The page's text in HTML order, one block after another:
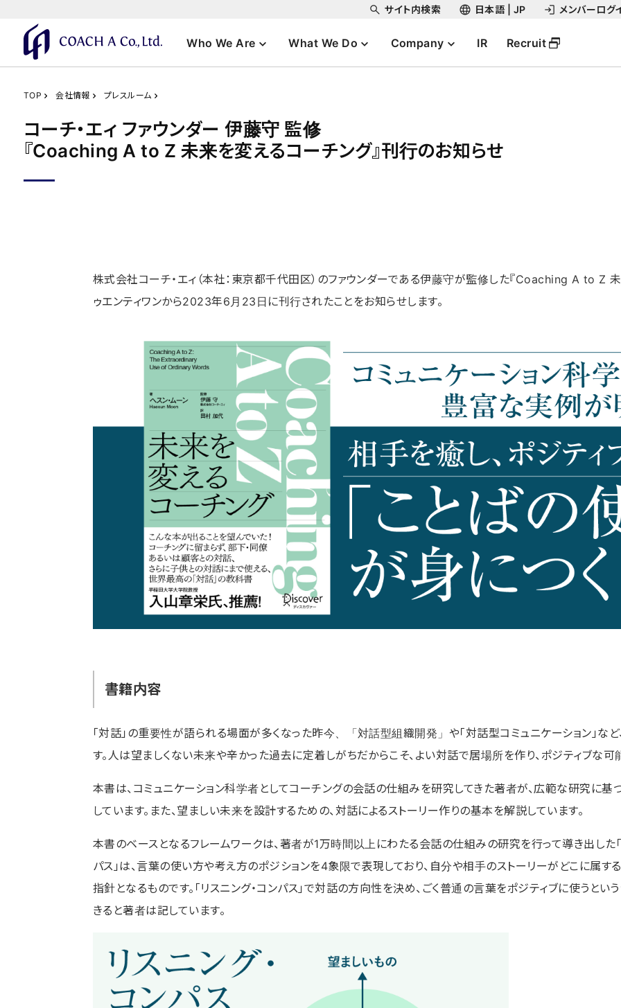
サイト内検索 日本語 | JP メンバーログ
Who We Are What We Do Company IR Recruit
TOP 会社情報 プレスルーム
コーチ・エィ ファウンダー 伊藤守 監修
『Coaching A to Z 未来を変えるコーチング』刊行のお知らせ
株式会社コーチ・エィ（本社：東京都千代田区）のファウンダーである伊藤守が監修した『Coaching A to Z 未
ゥエンティワンから2023年6月23日に刊行されたことをお知らせします。
書籍内容
「対話」の重要性が語られる場面が多くなった昨今、「対話型組織開発」や「対話型コミュニケーション」な
す。人は望ましくない未来や辛かった過去に定着しがちだからこそ、よい対話で居場所を作り、ポジティブな
本書は、コミュニケーション科学者としてコーチングの会話の仕組みを研究してきた著者が、広範な研究に
しています。また、望ましい未来を設計するための、対話によるストーリー作りの基本を解説しています。
本書のベースとなるフレームワークは、著者が1万時間以上にわたる会話の仕組みの研究を行って導き出した「リ
パス」は、言葉の使い方や考え方のポジションを4象限で表現しており、自分や相手のストーリーがどこに属す
指針となるものです。「リスニング・コンパス」で対話の方向性を決め、ごく普通の言葉をポジティブに使うと
きると著者は記しています。